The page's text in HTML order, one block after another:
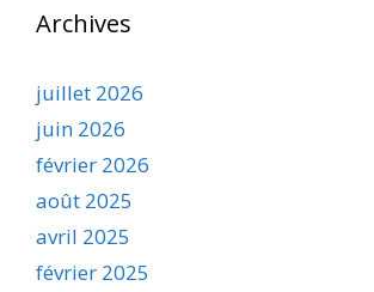
Archives
juillet 2026
juin 2026
février 2026
août 2025
avril 2025
février 2025